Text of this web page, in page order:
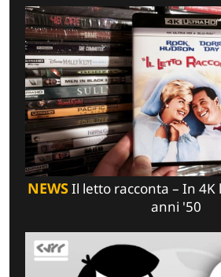
NEWSIl letto racconta – In 4K
anni '50